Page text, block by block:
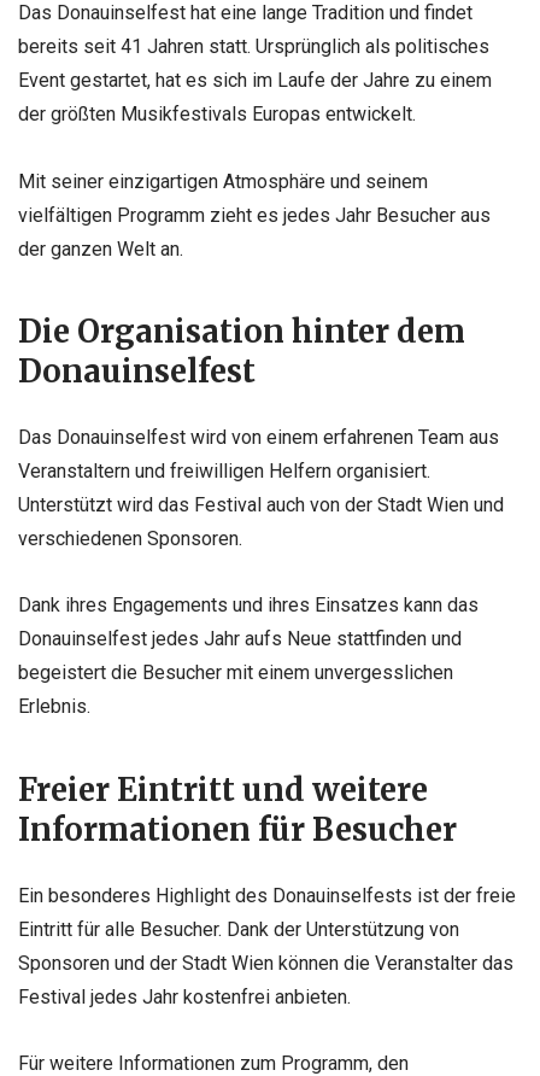
Das Donauinselfest hat eine lange Tradition und findet
bereits seit 41 Jahren statt. Ursprünglich als politisches
Event gestartet, hat es sich im Laufe der Jahre zu einem
der größten Musikfestivals Europas entwickelt.
Mit seiner einzigartigen Atmosphäre und seinem
vielfältigen Programm zieht es jedes Jahr Besucher aus
der ganzen Welt an.
Die Organisation hinter dem
Donauinselfest
Das Donauinselfest wird von einem erfahrenen Team aus
Veranstaltern und freiwilligen Helfern organisiert.
Unterstützt wird das Festival auch von der Stadt Wien und
verschiedenen Sponsoren.
Dank ihres Engagements und ihres Einsatzes kann das
Donauinselfest jedes Jahr aufs Neue stattfinden und
begeistert die Besucher mit einem unvergesslichen
Erlebnis.
Freier Eintritt und weitere
Informationen für Besucher
Ein besonderes Highlight des Donauinselfests ist der freie
Eintritt für alle Besucher. Dank der Unterstützung von
Sponsoren und der Stadt Wien können die Veranstalter das
Festival jedes Jahr kostenfrei anbieten.
Für weitere Informationen zum Programm, den